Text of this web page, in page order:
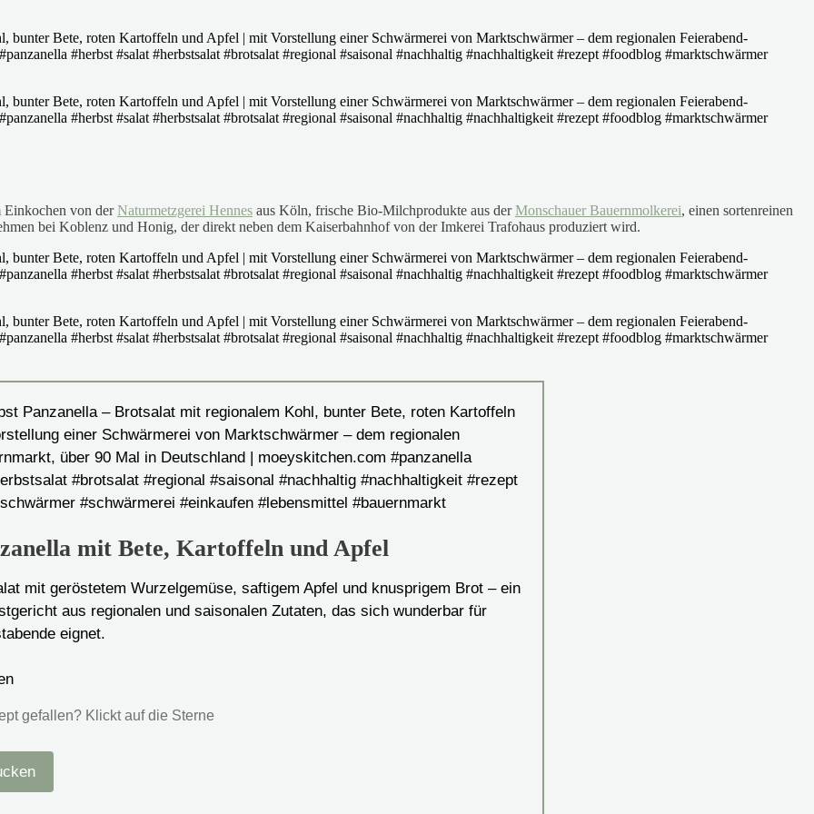
Einkochen von derNaturmetzgerei Hennes aus Köln, frische Bio-Milchprodukte aus derMonschauer Bauernmolkerei, einen sortenreinen
bei Koblenz und Honig, der direkt neben dem Kaiserbahnhof von der Imkerei Trafohaus produziert wird.
mit Bete, Kartoffeln und Apfel
mit geröstetem Wurzelgemüse, saftigem Apfel und knusprigem Brot – ein
aus regionalen und saisonalen Zutaten, das sich wunderbar für
eignet.
gefallen? Klickt auf die Sterne